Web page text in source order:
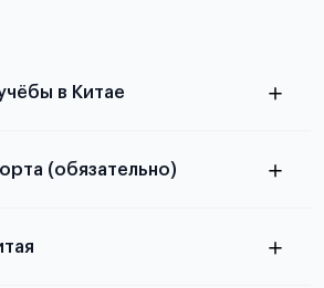
в Китае
учёбы в Китае
(обязательно)